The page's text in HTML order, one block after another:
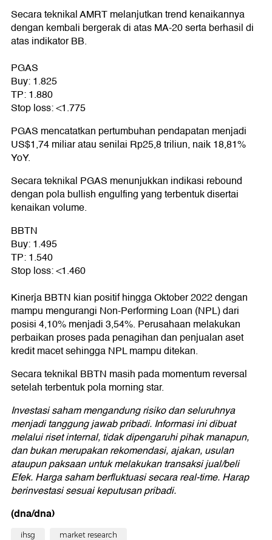
Secara teknikal AMRT melanjutkan trend kenaikannya
dengan kembali bergerak di atas MA-20 serta berhasil di
atas indikator BB.
PGAS
Buy: 1.825
TP: 1.880
Stop loss: <1.775
PGAS mencatatkan pertumbuhan pendapatan menjadi
US$1,74 miliar atau senilai Rp25,8 triliun, naik 18,81%
YoY.
Secara teknikal PGAS menunjukkan indikasi rebound
dengan pola bullish engulfing yang terbentuk disertai
kenaikan volume.
BBTN
Buy: 1.495
TP: 1.540
Stop loss: <1.460
Kinerja BBTN kian positif hingga Oktober 2022 dengan
mampu mengurangi Non-Performing Loan (NPL) dari
posisi 4,10% menjadi 3,54%. Perusahaan melakukan
perbaikan proses pada penagihan dan penjualan aset
kredit macet sehingga NPL mampu ditekan.
Secara teknikal BBTN masih pada momentum reversal
setelah terbentuk pola morning star.
Investasi saham mengandung risiko dan seluruhnya
menjadi tanggung jawab pribadi. Informasi ini dibuat
melalui riset internal, tidak dipengaruhi pihak manapun,
dan bukan merupakan rekomendasi, ajakan, usulan
ataupun paksaan untuk melakukan transaksi jual/beli
Efek. Harga saham berfluktuasi secara real-time. Harap
berinvestasi sesuai keputusan pribadi.
(dna/dna)
ihsg market research